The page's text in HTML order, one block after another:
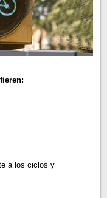
a los ciclos y